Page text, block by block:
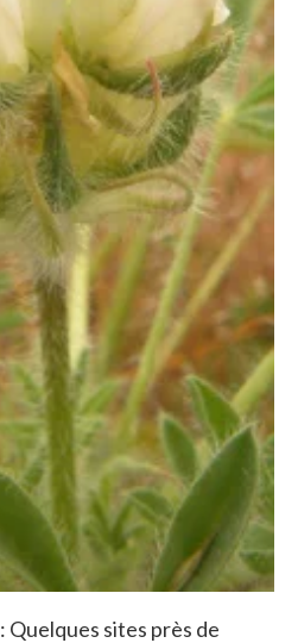
: Quelques sites près de